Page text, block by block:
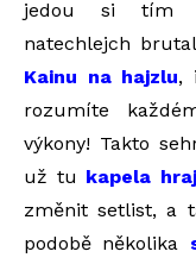
jedou si tím
natechlejch
Kainu na hajzlu,
rozumíte
výkony! Takto
už tu kapela
změnit setlist, a
podobě několika